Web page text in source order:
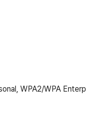
WPA2/WPA Enterp